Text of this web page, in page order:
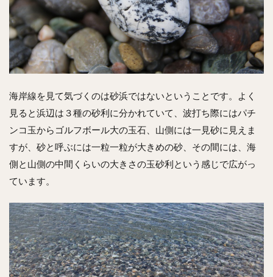
海岸線を見て気づくのは砂浜ではないということです。よく
見ると浜辺は３種の砂利に分かれていて、波打ち際にはパチ
ンコ玉からゴルフボール大の玉石、山側には一見砂に見えま
すが、砂と呼ぶには一粒一粒が大きめの砂、その間には、海
側と山側の中間くらいの大きさの玉砂利という感じで広がっ
ています。